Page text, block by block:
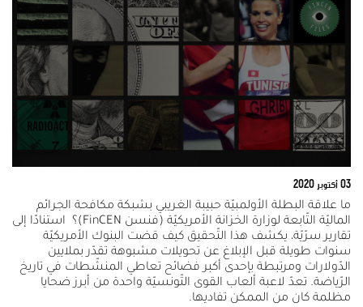
03 أكتوبر 2020
ما علاقة البطلة الأولمبيّة حبيبة الغريبي بشبكة مكافحة الجرائم
الماليّة التّابعة لوزارة الخزانة الأمريكيّة (فنسن FinCEN)؟ استنادًا إلى
تقارير سرّيّة، يكشف هذا التّحقيق كيف قضت البنوك الأمريكيّة
سنوات طويلة قبل الإبلاغ عن تحويلات مشبوهة تقدّر بملايين
الدّولارات ومرتبطة بإحدى أكبر فضائح تعاطي المنشّطات في تاريخ
الرّياضة. تعدّ لاعبة ألعاب القوى التّونسيّة واحدة من أبرز ضحايا
مظلمة كان من الممكن تفاديها.